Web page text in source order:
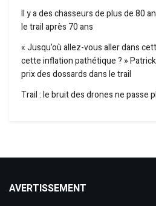
Il y a des chasseurs de plus de 80
le trail après 70 ans
« Jusqu’où allez-vous aller dans
cette inflation pathétique ? »
prix des dossards dans le trail
Trail : le bruit des drones ne passe
AVERTISSEMENT